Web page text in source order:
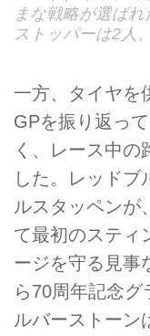
まな戦略が選ば
ストッパーは2人
一方、タイヤを
GPを振り返っ
く、レース中の
した。レッドブ
ルスタッペンが
て最初のスティ
ージを守る見事
ら70周年記念
ルバーストーン